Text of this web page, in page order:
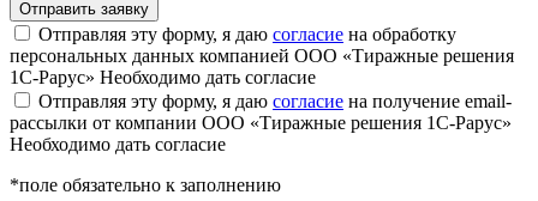
Отправляя эту форму, я даю согласие на обработку
персональных данных компанией ООО «Тиражные решения
1С-Рарус» Необходимо дать согласие
Отправляя эту форму, я даю согласие на получение email-
рассылки от компании ООО «Тиражные решения 1С-Рарус»
Необходимо дать согласие
*поле обязательно к заполнению